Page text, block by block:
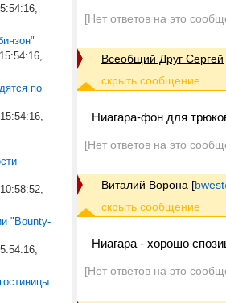
по
"Bounty-
[Нет ответов на это
Всеобщий Друг Сергей
Ниагара-фон для
[Нет ответов на это
Виталий Ворона [
Ниагара - хорошо
[Нет ответов на это